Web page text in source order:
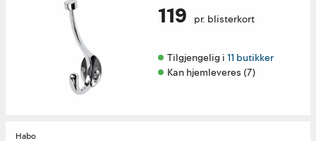
119 pr. blisterkort
Tilgjengelig i 11 butikker
Kan hjemleveres (7)
Habo